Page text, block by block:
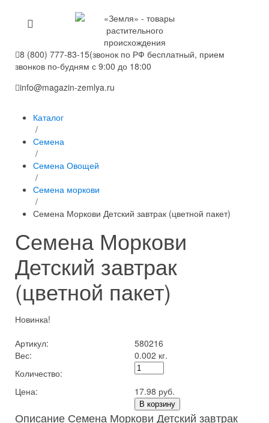
8 (800) 777-83-15(звонок по РФ бесплатный, прием
звонков по-будням с 9:00 до 18:00
info@magazin-zemlya.ru
Каталог
/
Семена
/
Семена Овощей
/
Семена моркови
/
Семена Моркови Детский завтрак (цветной пакет)
Семена Моркови
Детский завтрак
(цветной пакет)
Новинка!
Артикул:
580216
Вес:
0.002 кг.
Количество:
Цена:
17.98 руб.
В корзину
Описание Семена Моркови Детский завтрак